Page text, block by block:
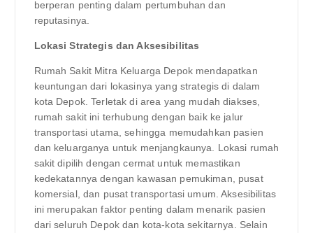
berperan penting dalam pertumbuhan dan
reputasinya.
Lokasi Strategis dan Aksesibilitas
Rumah Sakit Mitra Keluarga Depok mendapatkan
keuntungan dari lokasinya yang strategis di dalam
kota Depok. Terletak di area yang mudah diakses,
rumah sakit ini terhubung dengan baik ke jalur
transportasi utama, sehingga memudahkan pasien
dan keluarganya untuk menjangkaunya. Lokasi rumah
sakit dipilih dengan cermat untuk memastikan
kedekatannya dengan kawasan pemukiman, pusat
komersial, dan pusat transportasi umum. Aksesibilitas
ini merupakan faktor penting dalam menarik pasien
dari seluruh Depok dan kota-kota sekitarnya. Selain